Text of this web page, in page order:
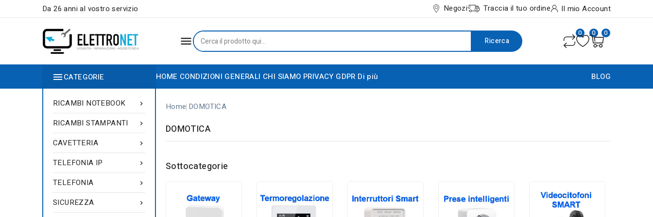
Da 26 anni al vostro servizio Negozi Traccia il tuo ordine Il mio Account
 Ricerca
0 0 0
HOME CONDIZIONI GENERALI CHI SIAMO PRIVACY GDPR Di più BLOG
CATEGORIE

RICAMBI NOTEBOOK

RICAMBI STAMPANTI

CAVETTERIA

TELEFONIA IP

TELEFONIA

SICUREZZA
Home DOMOTICA
DOMOTICA
Sottocategorie